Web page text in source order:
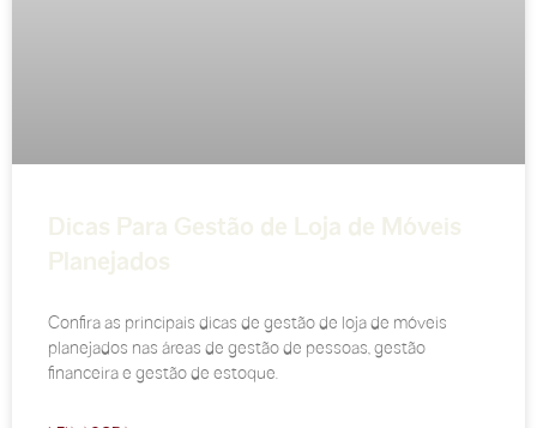
Dicas Para Gestão de Loja de Móveis
Planejados
Confira as principais dicas de gestão de loja de móveis
planejados nas áreas de gestão de pessoas, gestão
financeira e gestão de estoque.